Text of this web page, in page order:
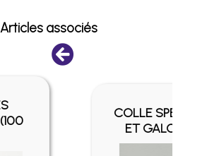
Articles associés
COLLE SPÉCIALE TISSU
ET GALON - 500ML